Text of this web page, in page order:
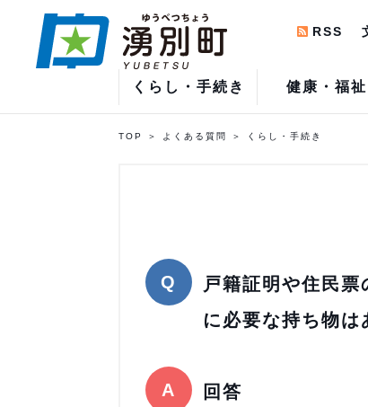
くらし・手続き 健康・福祉
RSS
TOP よくある質問 くらし・手続き
戸籍証明や住民
に必要な持ち物は
回答